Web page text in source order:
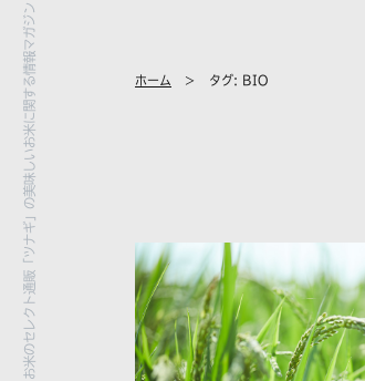
お米のセレクト通販「ツナギ」の美味しいお米に関する情報マガジン ホーム タグ: BIO